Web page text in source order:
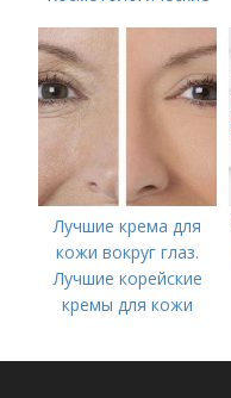
Лучшие крема для
кожи вокруг глаз.
Лучшие корейские
кремы для кожи
году